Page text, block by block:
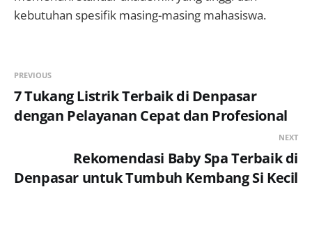
kebutuhan spesifik masing-masing mahasiswa.
PREVIOUS
7 Tukang Listrik Terbaik di Denpasar
dengan Pelayanan Cepat dan Profesional
NEXT
Rekomendasi Baby Spa Terbaik di
Denpasar untuk Tumbuh Kembang Si Kecil